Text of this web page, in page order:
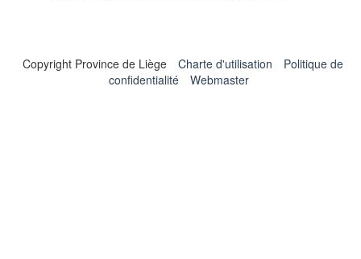
Copyright Province de Liège Charte d'utilisation
Politique de
confidentialité
Webmaster